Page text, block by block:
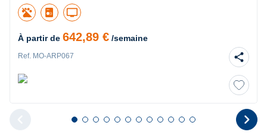
Diapositive
tv
À partir de 642,89 € /semaine
Ref. MO-ARP067 share
chevron_right
Diapositive 1 sur 12
Diapositive 2 sur 12
Diapositive 3 sur 12
Diapositive 4 sur 12
Diapositive 5 sur 12
Diapositive 6 sur 12
Diapositive 7 sur 12
Diapositive 8 sur 12
Diapositive 9 sur 12
Diapositive 10 sur 12
Diapositive 11 sur 12
Diapositive 12 sur